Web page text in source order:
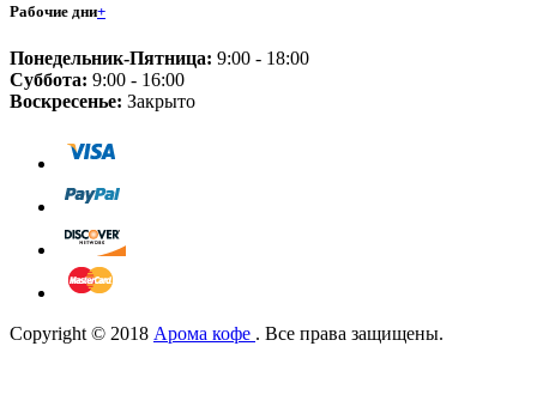
Рабочие дни+
Понедельник-Пятница: 9:00 - 18:00
Суббота: 9:00 - 16:00
Воскресенье: Закрыто
Copyright © 2018 Арома кофе . Все права защищены.